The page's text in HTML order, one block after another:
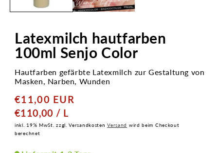
Latexmilch hautfarben
100ml Senjo Color
Hautfarben gefärbte Latexmilch zur Gestaltung von
Masken, Narben, Wunden
Normaler
Preis
€11,00 EUR
GRUNDPREIS
€110,00 / PRO
L
inkl. 19% MwSt. zzgl. VersandkostenVersand wird beim Checkout
berechnet